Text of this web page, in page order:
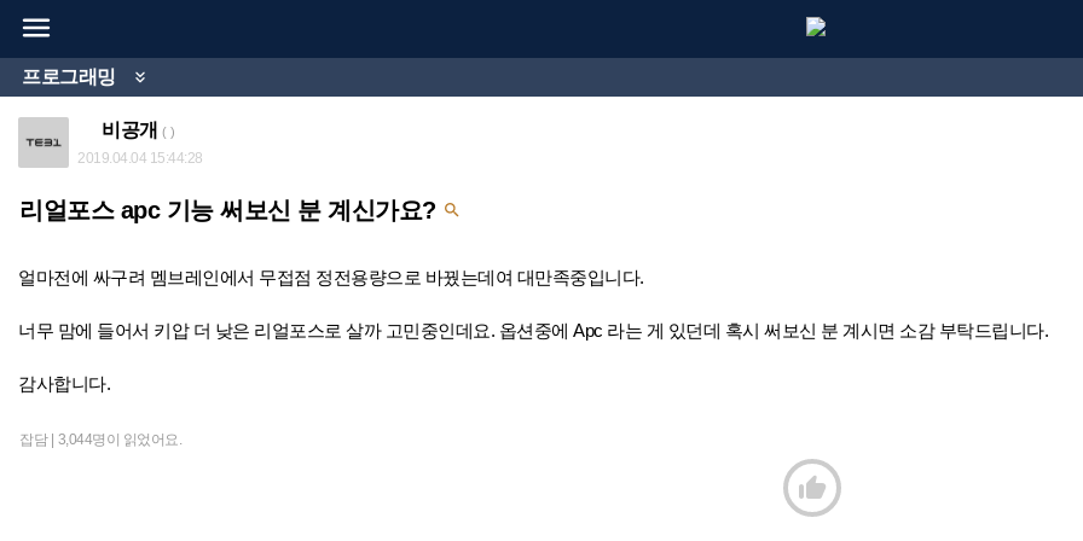

프로그래밍 
비공개 ( )
2019.04.04 15:44:28
리얼포스 apc 기능 써보신 분 계신가요? 
얼마전에 싸구려 멤브레인에서 무접점 정전용량으로 바꿨는데여 대만족중입니다.
너무 맘에 들어서 키압 더 낮은 리얼포스로 살까 고민중인데요. 옵션중에 Apc 라는 게 있던데 혹시 써보신 분 계시면 소감 부탁드립니다.
감사합니다.
잡담 | 3,044명이 읽었어요.
